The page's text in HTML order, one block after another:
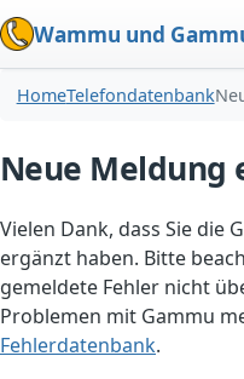
Wammu und
HomeTelefondatenbank
Neue Meldung
Vielen Dank, dass Sie die
ergänzt haben. Bitte
gemeldete Fehler nicht
Problemen mit Gammu
Fehlerdatenbank.